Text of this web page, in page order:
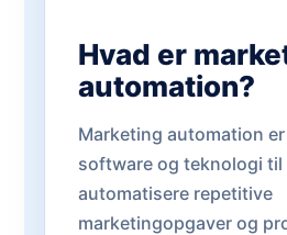
Hvad er
automation?
Marketing automation
software og teknologi til
automatisere repetitive
marketingopgaver og